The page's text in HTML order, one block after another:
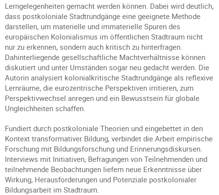
Lerngelegenheiten gemacht werden können. Dabei wird deutlich,
dass postkoloniale Stadtrundgänge eine geeignete Methode
darstellen, um materielle und immaterielle Spuren des
europäischen Kolonialismus im öffentlichen Stadtraum nicht
nur zu erkennen, sondern auch kritisch zu hinterfragen.
Dahinterliegende gesellschaftliche Machtverhältnisse können
diskutiert und unter Umständen sogar neu gedacht werden. Die
Autorin analysiert kolonialkritische Stadtrundgänge als reflexive
Lernräume, die eurozentrische Perspektiven irritieren, zum
Perspektivwechsel anregen und ein Bewusstsein für globale
Ungleichheiten schaffen.
Fundiert durch postkoloniale Theorien und eingebettet in den
Kontext transformativer Bildung, verbindet die Arbeit empirische
Forschung mit Bildungsforschung und Erinnerungsdiskursen.
Interviews mit Initiativen, Befragungen von Teilnehmenden und
teilnehmende Beobachtungen liefern neue Erkenntnisse über
Wirkung, Herausforderungen und Potenziale postkolonialer
Bildungsarbeit im Stadtraum.